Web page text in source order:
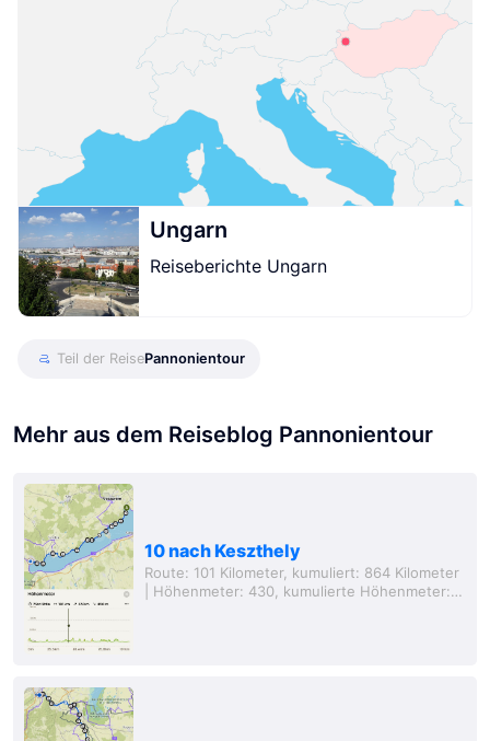
Ungarn
Reiseberichte Ungarn
Teil der ReisePannonientour
Mehr aus dem Reiseblog Pannonientour
10 nach Keszthely
Route: 101 Kilometer, kumuliert: 864 Kilometer
| Höhenmeter: 430, kumulierte Höhenmeter: